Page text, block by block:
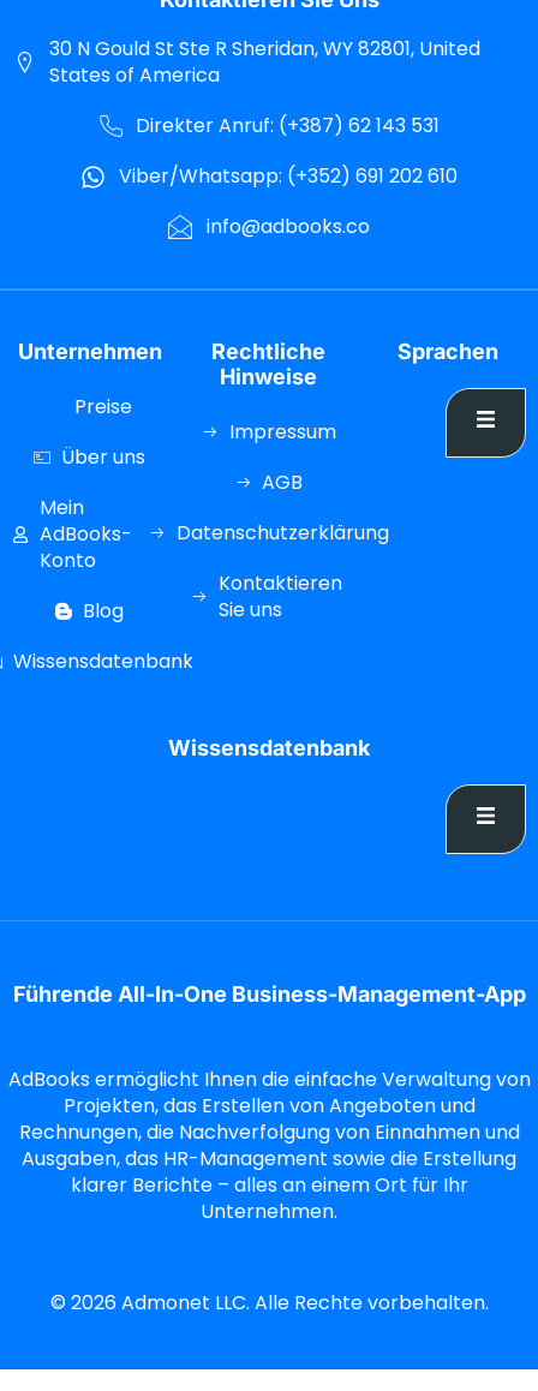
30 N Gould St Ste R Sheridan, WY 82801, United
States of America
Direkter Anruf: (+387) 62 143 531
Viber/Whatsapp: (+352) 691 202 610
info@adbooks.co
Unternehmen
Preise
Über uns
Mein
AdBooks-
Konto
Blog
Wissensdatenbank
Rechtliche
Hinweise
Impressum
AGB
Datenschutzerklärung
Kontaktieren
Sie uns
Sprachen
Wissensdatenbank
Führende All-In-One Business-Management-App
AdBooks ermöglicht Ihnen die einfache Verwaltung von
Projekten, das Erstellen von Angeboten und
Rechnungen, die Nachverfolgung von Einnahmen und
Ausgaben, das HR-Management sowie die Erstellung
klarer Berichte – alles an einem Ort für Ihr
Unternehmen.
©2026Admonet LLC. Alle Rechte vorbehalten.